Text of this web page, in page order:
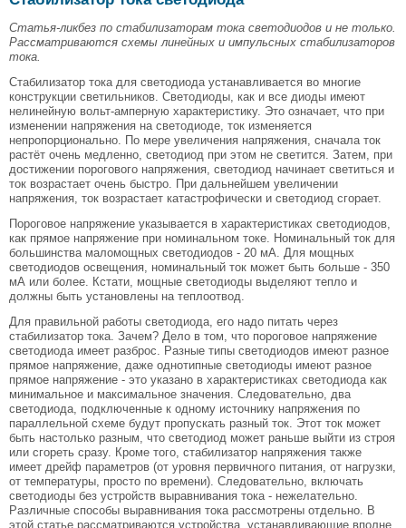
Статья-ликбез по стабилизаторам тока светодиодов и не только.
Рассматриваются схемы линейных и импульсных стабилизаторов
тока.
Стабилизатор тока для светодиода устанавливается во многие
конструкции светильников. Светодиоды, как и все диоды имеют
нелинейную вольт-амперную характеристику. Это означает, что при
изменении напряжения на светодиоде, ток изменяется
непропорционально. По мере увеличения напряжения, сначала ток
растёт очень медленно, светодиод при этом не светится. Затем, при
достижении порогового напряжения, светодиод начинает светиться и
ток возрастает очень быстро. При дальнейшем увеличении
напряжения, ток возрастает катастрофически и светодиод сгорает.
Пороговое напряжение указывается в характеристиках светодиодов,
как прямое напряжение при номинальном токе. Номинальный ток для
большинства маломощных светодиодов - 20 мА. Для мощных
светодиодов освещения, номинальный ток может быть больше - 350
мА или более. Кстати, мощные светодиоды выделяют тепло и
должны быть установлены на теплоотвод.
Для правильной работы светодиода, его надо питать через
стабилизатор тока. Зачем? Дело в том, что пороговое напряжение
светодиода имеет разброс. Разные типы светодиодов имеют разное
прямое напряжение, даже однотипные светодиоды имеют разное
прямое напряжение - это указано в характеристиках светодиода как
минимальное и максимальное значения. Следовательно, два
светодиода, подключенные к одному источнику напряжения по
параллельной схеме будут пропускать разный ток. Этот ток может
быть настолько разным, что светодиод может раньше выйти из строя
или сгореть сразу. Кроме того, стабилизатор напряжения также
имеет дрейф параметров (от уровня первичного питания, от нагрузки,
от температуры, просто по времени). Следовательно, включать
светодиоды без устройств выравнивания тока - нежелательно.
Различные способы выравнивания тока рассмотрены отдельно. В
этой статье рассматриваются устройства, устанавливающие вполне